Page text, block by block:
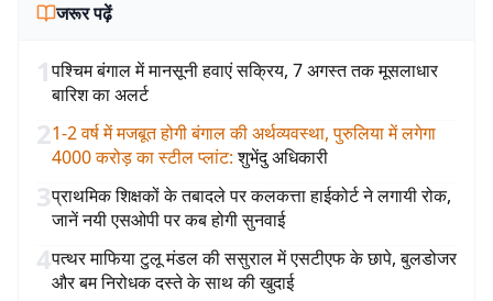
जरूर पढ़ें
1पश्चिम बंगाल में मानसूनी हवाएं सक्रिय, 7 अगस्त तक मूसलाधार
बारिश का अलर्ट
21-2 वर्ष में मजबूत होगी बंगाल की अर्थव्यवस्था, पुरुलिया में लगेगा
4000 करोड़ का स्टील प्लांट: शुभेंदु अधिकारी
3प्राथमिक शिक्षकों के तबादले पर कलकत्ता हाईकोर्ट ने लगायी रोक,
जानें नयी एसओपी पर कब होगी सुनवाई
4पत्थर माफिया टुलू मंडल की ससुराल में एसटीएफ के छापे, बुलडोजर
और बम निरोधक दस्ते के साथ की खुदाई